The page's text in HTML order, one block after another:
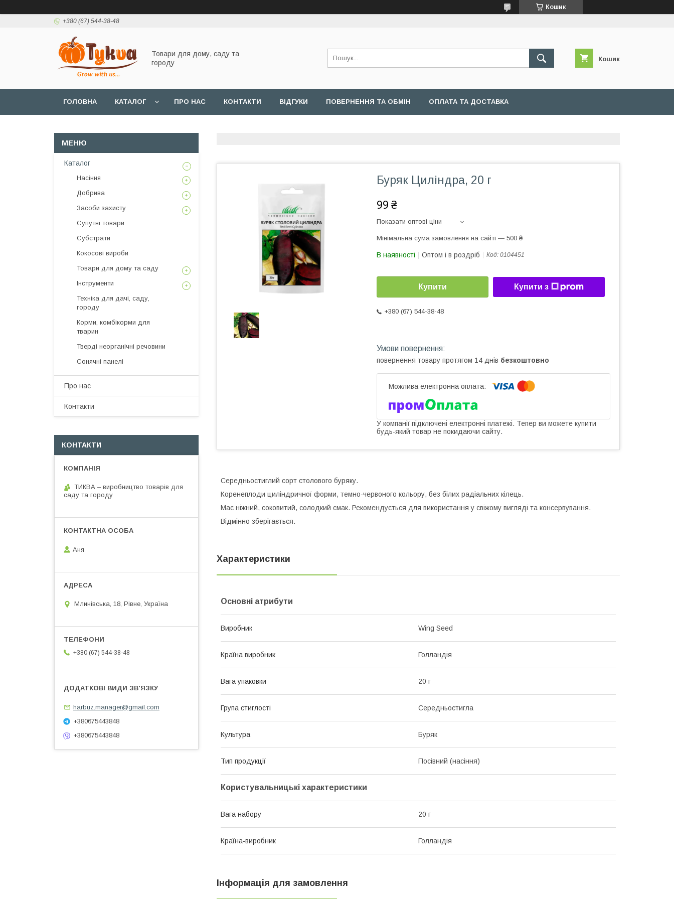
Кошик
+380 (67) 544-38-48
Товари для дому, саду та
городу
Кошик
ГОЛОВНА КАТАЛОГ ПРО НАС КОНТАКТИ ВІДГУКИ ПОВЕРНЕННЯ ТА ОБМІН ОПЛАТА ТА ДОСТАВКА
Буряк Циліндра, 20 г
99 ₴
Показати оптові ціни
Мінімальна сума замовлення на сайті — 500 ₴
В наявності Оптом і в роздріб Код: 0104451
Купити Купити з
+380 (67) 544-38-48
повернення товару протягом 14 днів безкоштовно
У компанії підключені електронні платежі. Тепер ви можете купити
будь-який товар не покидаючи сайту.
Середньостиглий сорт столового буряку.
Коренеплоди циліндричної форми, темно-червоного кольору, без білих радіальних кілець.
Має ніжний, соковитий, солодкий смак. Рекомендується для використання у свіжому вигляді та консервування.
Відмінно зберігається.
Характеристики
Основні атрибути
Виробник Wing Seed
Країна виробник Голландія
Вага упаковки 20 г
Група стиглості Середньостигла
Культура Буряк
Тип продукції Посівний (насіння)
Користувальницькі характеристики
Вага набору 20 г
Країна-виробник Голландія
Інформація для замовлення
Каталог
Насіння
Добрива
Засоби захисту
Супутні товари
Субстрати
Кокосові вироби
Товари для дому та саду
Інструменти
Техніка для дачі, саду,
городу
Корми, комбікорми для
тварин
Тверді неорганічні речовини
Сонячні панелі
Про нас
Контакти
КОНТАКТИ
ТИКВА – виробництво товарів для
саду та городу
Аня
Млинівська, 18, Рівне, Україна
+380 (67) 544-38-48
harbuz.manager@gmail.com
+380675443848
+380675443848